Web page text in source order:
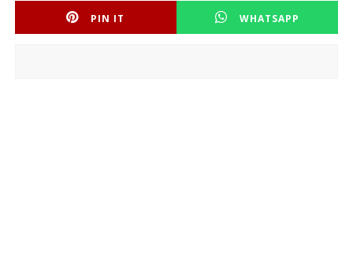
PIN IT WHATSAPP